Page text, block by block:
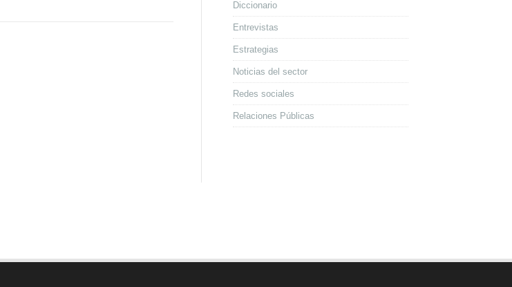
Diccionario
Entrevistas
Estrategias
Noticias del sector
Redes sociales
Relaciones Públicas